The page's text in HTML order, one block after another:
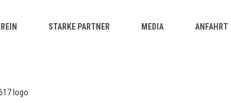
STARKE PARTNER MEDIA ANFAHRT